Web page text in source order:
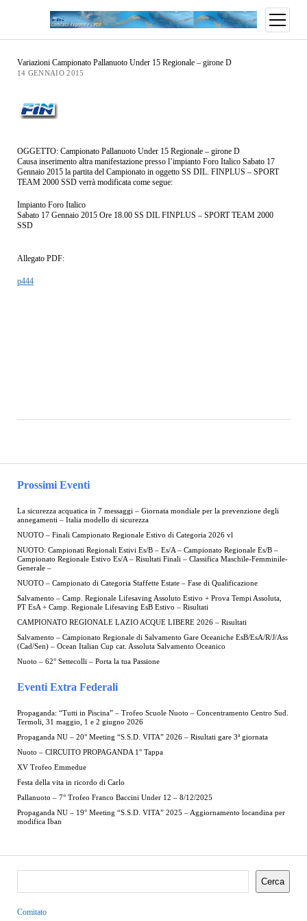
Prossimi Eventi
La sicurezza acquatica in 7 messaggi – Giornata mondiale per la prevenzione degli
annegamenti – Italia modello di sicurezza
NUOTO – Finali Campionato Regionale Estivo di Categoria 2026 vl
NUOTO: Campionati Regionali Estivi Es/B – Es/A – Campionato Regionale Es/B –
Campionato Regionale Estivo Es/A – Risultati Finali – Classifica Maschile-Femminile-
Generale –
NUOTO – Campionato di Categoria Staffette Estate – Fase di Qualificazione
Salvamento – Camp. Regionale Lifesaving Assoluto Estivo + Prova Tempi Assoluta,
PT EsA + Camp. Regionale Lifesaving EsB Estivo – Risultati
CAMPIONATO REGIONALE LAZIO ACQUE LIBERE 2026 – Risultati
Salvamento – Campionato Regionale di Salvamento Gare Oceaniche EsB/EsA/R/J/Ass
(Cad/Sen) – Ocean Italian Cup cat. Assoluta Salvamento Oceanico
Nuoto – 62° Settecolli – Porta la tua Passione
Eventi Extra Federali
Propaganda: “Tutti in Piscina” – Trofeo Scuole Nuoto – Concentramento Centro Sud.
Termoli, 31 maggio, 1 e 2 giugno 2026
Propaganda NU – 20° Meeting “S.S.D. VITA” 2026 – Risultati gare 3ª giornata
Nuoto – CIRCUITO PROPAGANDA 1° Tappa
XV Trofeo Emmedue
Festa della vita in ricordo di Carlo
Pallanuoto – 7° Trofeo Franco Baccini Under 12 – 8/12/2025
Propaganda NU – 19° Meeting “S.S.D. VITA” 2025 – Aggiornamento locandina per
modifica Iban
Variazioni Campionato Pallanuoto Under 15 Regionale – girone D
14 GENNAIO 2015
OGGETTO: Campionato Pallanuoto Under 15 Regionale – girone D
Causa inserimento altra manifestazione presso l’impianto Foro Italico Sabato 17
Gennaio 2015 la partita del Campionato in oggetto SS DIL. FINPLUS – SPORT
TEAM 2000 SSD verrà modificata come segue:
Impianto Foro Italico
Sabato 17 Gennaio 2015 Ore 18.00 SS DIL FINPLUS – SPORT TEAM 2000
SSD
Allegato PDF:
p444
Cerca
Comitato